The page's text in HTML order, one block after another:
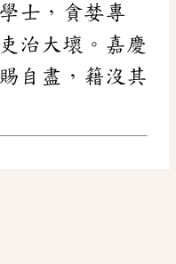
士，貪婪專
治大壞。嘉慶
自盡，籍沒其